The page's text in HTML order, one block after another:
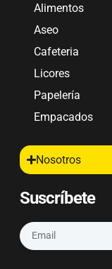
Alimentos
Aseo
Cafeteria
Licores
Papelería
Empacados
Nosotros
Suscríbete